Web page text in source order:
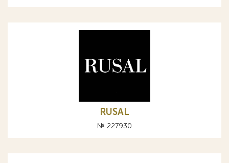
RUSAL
№ 227930